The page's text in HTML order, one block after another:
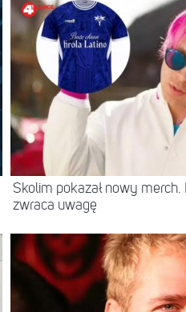
Skolim pokazał nowy
zwraca uwagę